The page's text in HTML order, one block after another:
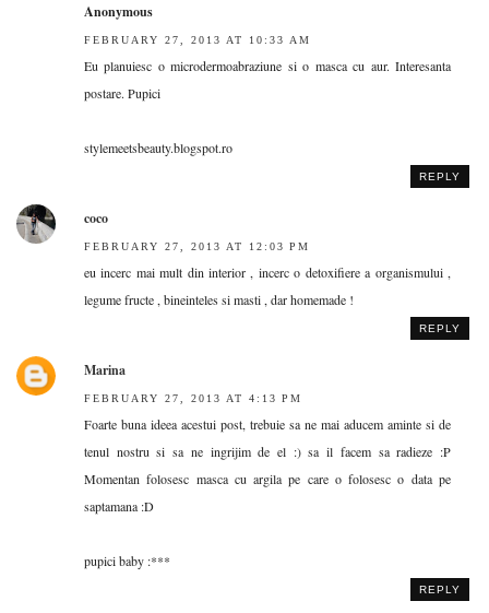
Anonymous
FEBRUARY 27, 2013 AT 10:33 AM
Eu planuiesc o microdermoabraziune si o masca cu aur. Interesanta
postare. Pupici
stylemeetsbeauty.blogspot.ro
REPLY
coco
FEBRUARY 27, 2013 AT 12:03 PM
eu incerc mai mult din interior , incerc o detoxifiere a organismului ,
legume fructe , bineinteles si masti , dar homemade !
REPLY
Marina
FEBRUARY 27, 2013 AT 4:13 PM
Foarte buna ideea acestui post, trebuie sa ne mai aducem aminte si de
tenul nostru si sa ne ingrijim de el :) sa il facem sa radieze :P
Momentan folosesc masca cu argila pe care o folosesc o data pe
saptamana :D
pupici baby :***
REPLY